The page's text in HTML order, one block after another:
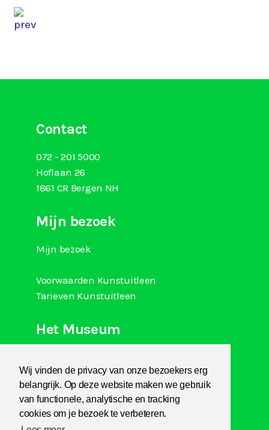
Wij vinden de privacy van onze bezoekers erg
belangrijk. Op deze website maken we gebruik
van functionele, analytische en tracking
cookies om je bezoek te verbeteren.
Contact
072 - 201 5000
Hoflaan 26
1861 CR Bergen NH
Mijn bezoek
Mijn bezoek
Voorwaarden Kunstuitleen
Tarieven Kunstuitleen
Het Museum
Museum Het Sterkenhuis
Kunstuitleen
KCB